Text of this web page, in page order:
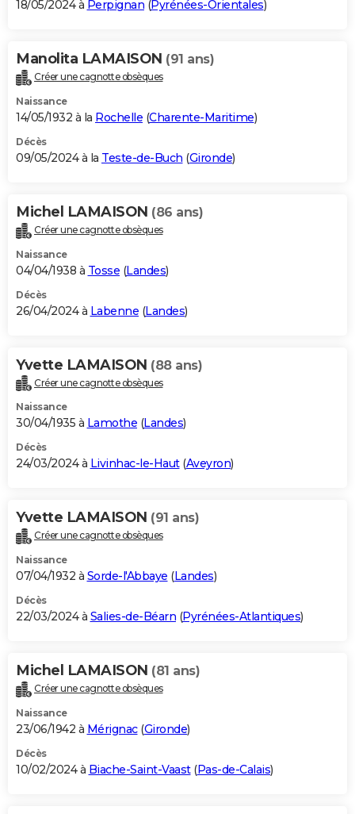
18/05/2024 à Perpignan (Pyrénées-Orientales)
Manolita LAMAISON (91 ans)
Créer une cagnotte obsèques
Naissance
14/05/1932 à la Rochelle (Charente-Maritime)
Décès
09/05/2024 à la Teste-de-Buch (Gironde)
Michel LAMAISON (86 ans)
Créer une cagnotte obsèques
Naissance
04/04/1938 à Tosse (Landes)
Décès
26/04/2024 à Labenne (Landes)
Yvette LAMAISON (88 ans)
Créer une cagnotte obsèques
Naissance
30/04/1935 à Lamothe (Landes)
Décès
24/03/2024 à Livinhac-le-Haut(Aveyron)
Yvette LAMAISON (91 ans)
Créer une cagnotte obsèques
Naissance
07/04/1932 à Sorde-l'Abbaye (Landes)
Décès
22/03/2024 à Salies-de-Béarn (Pyrénées-Atlantiques)
Michel LAMAISON (81 ans)
Créer une cagnotte obsèques
Naissance
23/06/1942 à Mérignac(Gironde)
Décès
10/02/2024 à Biache-Saint-Vaast(Pas-de-Calais)